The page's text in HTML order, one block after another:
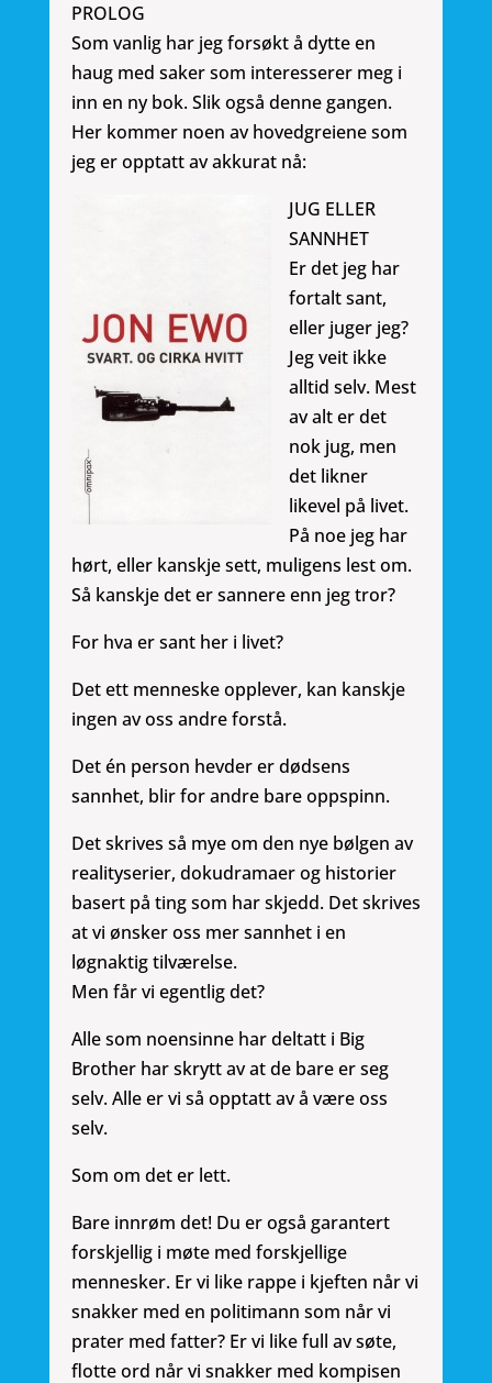
PROLOG
Som vanlig har jeg forsøkt å dytte en
haug med saker som interesserer meg i
inn en ny bok. Slik også denne gangen.
Her kommer noen av hovedgreiene som
jeg er opptatt av akkurat nå:
JUG ELLER
SANNHET
Er det jeg har
fortalt sant,
eller juger jeg?
Jeg veit ikke
alltid selv. Mest
av alt er det
nok jug, men
det likner
likevel på livet.
På noe jeg har
hørt, eller kanskje sett, muligens lest om.
Så kanskje det er sannere enn jeg tror?
For hva er sant her i livet?
Det ett menneske opplever, kan kanskje
ingen av oss andre forstå.
Det én person hevder er dødsens
sannhet, blir for andre bare oppspinn.
Det skrives så mye om den nye bølgen av
realityserier, dokudramaer og historier
basert på ting som har skjedd. Det skrives
at vi ønsker oss mer sannhet i en
løgnaktig tilværelse.
Men får vi egentlig det?
Alle som noensinne har deltatt i Big
Brother har skrytt av at de bare er seg
selv. Alle er vi så opptatt av å være oss
selv.
Som om det er lett.
Bare innrøm det! Du er også garantert
forskjellig i møte med forskjellige
mennesker. Er vi like rappe i kjeften når vi
snakker med en politimann som når vi
prater med fatter? Er vi like full av søte,
flotte ord når vi snakker med kompisen